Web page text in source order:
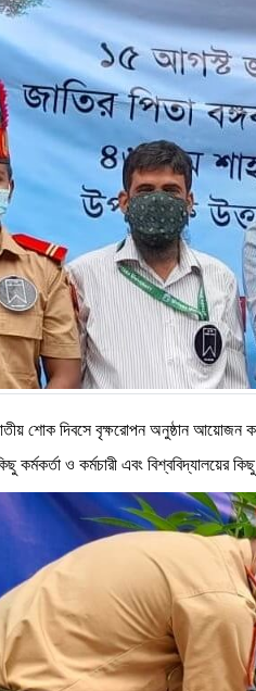
শোক দিবসে বৃক্ষরোপন অনুষ্ঠান
কর্মকর্তা ও কর্মচারী এবং বিশ্ববিদ্যালয়ের